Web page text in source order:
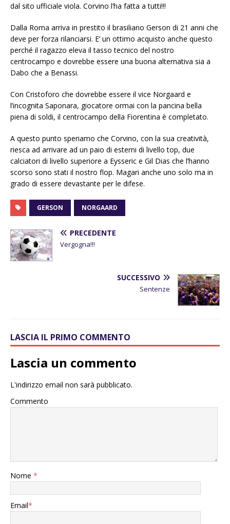
dal sito ufficiale viola. Corvino l’ha fatta a tutti!!!
Dalla Roma arriva in prestito il brasiliano Gerson di 21 anni che
deve per forza rilanciarsi. E’ un ottimo acquisto anche questo
perché il ragazzo eleva il tasso tecnico del nostro
centrocampo e dovrebbe essere una buona alternativa sia a
Dabo che a Benassi.
Con Cristoforo che dovrebbe essere il vice Norgaard e
l’incognita Saponara, giocatore ormai con la pancina bella
piena di soldi, il centrocampo della Fiorentina è completato.
A questo punto speriamo che Corvino, con la sua creatività,
riesca ad arrivare ad un paio di esterni di livello top, due
calciatori di livello superiore a Eysseric e Gil Dias che l’hanno
scorso sono stati il nostro flop. Magari anche uno solo ma in
grado di essere devastante per le difese.
GERSON NORGAARD
PRECEDENTE
Vergogna!!!
SUCCESSIVO
Sentenze
LASCIA IL PRIMO COMMENTO
Lascia un commento
L'indirizzo email non sarà pubblicato.
Commento
Nome *
Email*